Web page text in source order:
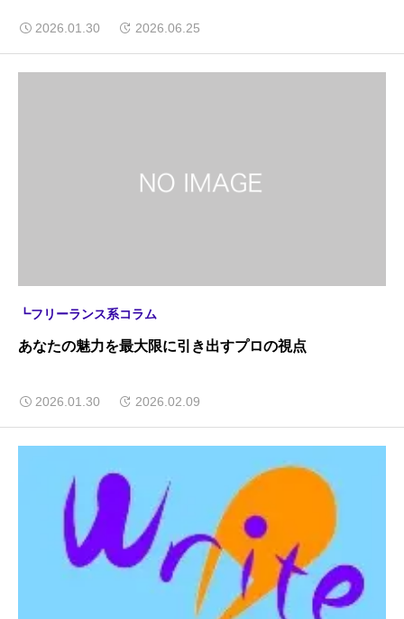
2026.01.30 2026.06.25
┗フリーランス系コラム
あなたの魅力を最大限に引き出すプロの視点
2026.01.30 2026.02.09